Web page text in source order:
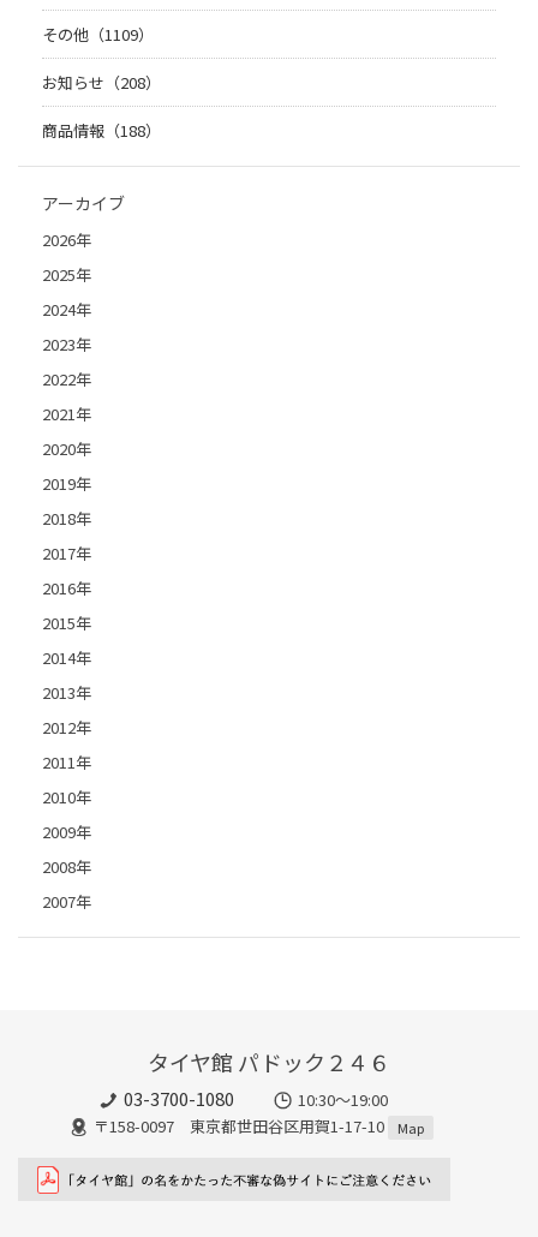
その他（1109）
お知らせ（208）
商品情報（188）
アーカイブ
2026年
2025年
2024年
2023年
2022年
2021年
2020年
2019年
2018年
2017年
2016年
2015年
2014年
2013年
2012年
2011年
2010年
2009年
2008年
2007年
タイヤ館 パドック２４６
03-3700-1080
10:30～19:00
〒158-0097 東京都世田谷区用賀1-17-10
Map